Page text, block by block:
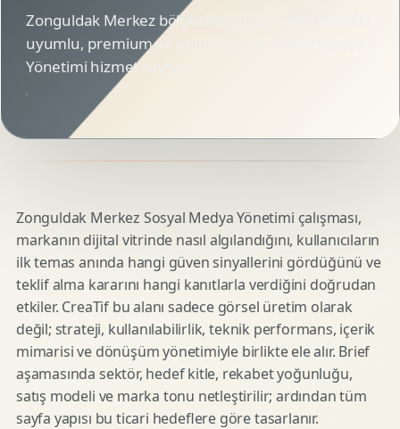
Zonguldak Merkez bölgesindeki markalar için SEO
uyumlu, premium ve animasyonlu Sosyal Medya
Yönetimi hizmet sayfası.
Zonguldak Merkez Sosyal Medya Yönetimi çalışması,
markanın dijital vitrinde nasıl algılandığını, kullanıcıların
ilk temas anında hangi güven sinyallerini gördüğünü ve
teklif alma kararını hangi kanıtlarla verdiğini doğrudan
etkiler. CreaTif bu alanı sadece görsel üretim olarak
değil; strateji, kullanılabilirlik, teknik performans, içerik
mimarisi ve dönüşüm yönetimiyle birlikte ele alır. Brief
aşamasında sektör, hedef kitle, rekabet yoğunluğu,
satış modeli ve marka tonu netleştirilir; ardından tüm
sayfa yapısı bu ticari hedeflere göre tasarlanır.